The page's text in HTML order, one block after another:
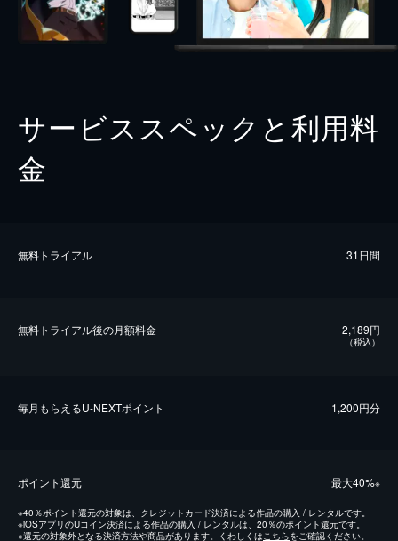
サービススペックと利用料
金
無料トライアル 31日間
無料トライアル後の⽉額料金 2,189円
（税込）
毎⽉もらえるU-NEXTポイント 1,200円分
ポイント還元 最⼤40%※
※40％ポイント還元の対象は、クレジットカード決済による作品の購入 / レンタルです。
※iOSアプリのUコイン決済による作品の購入 / レンタルは、20％のポイント還元です。
※還元の対象外となる決済方法や商品があります。くわしくはこちらをご確認ください。